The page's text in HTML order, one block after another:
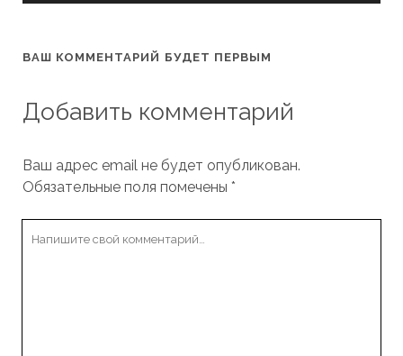
ВАШ КОММЕНТАРИЙ БУДЕТ ПЕРВЫМ
Добавить комментарий
Ваш адрес email не будет опубликован.
Обязательные поля помечены *